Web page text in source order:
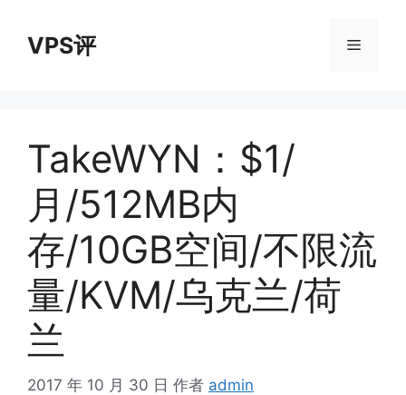
VPS评 菜
TakeWYN：$1/
月/512MB内
存/10GB空间/不限流
量/KVM/乌克兰/荷
兰
2017 年 10 月 30 日 作者 admin